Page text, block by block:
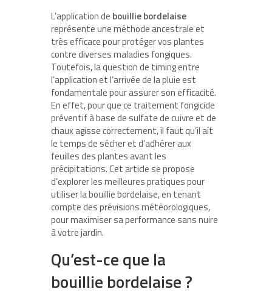
L’application de bouillie bordelaise
représente une méthode ancestrale et
très efficace pour protéger vos plantes
contre diverses maladies fongiques.
Toutefois, la question de timing entre
l’application et l’arrivée de la pluie est
fondamentale pour assurer son efficacité.
En effet, pour que ce traitement fongicide
préventif à base de sulfate de cuivre et de
chaux agisse correctement, il faut qu’il ait
le temps de sécher et d’adhérer aux
feuilles des plantes avant les
précipitations. Cet article se propose
d’explorer les meilleures pratiques pour
utiliser la bouillie bordelaise, en tenant
compte des prévisions météorologiques,
pour maximiser sa performance sans nuire
à votre jardin.
Qu’est-ce que la
bouillie bordelaise ?